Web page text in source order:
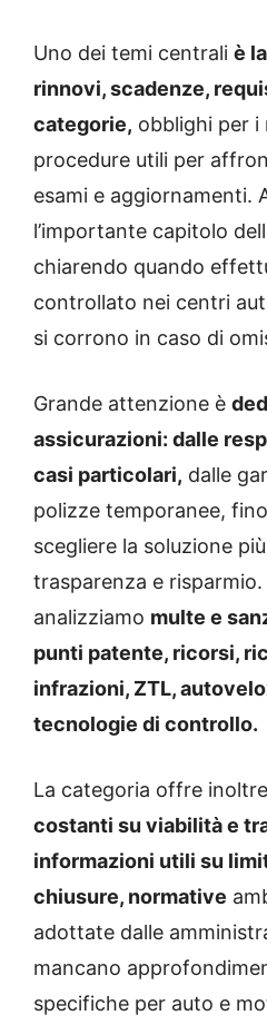
Uno dei temi centrali è
rinnovi, scadenze,
categorie, obblighi per
procedure utili per
esami e aggiornamenti.
l’importante capitolo
chiarendo quando
controllato nei centri
si corrono in caso di
Grande attenzione è
assicurazioni: dalle
casi particolari, dalle
polizze temporanee,
scegliere la soluzione
trasparenza e
analizziamo multe e
punti patente, ricorsi,
infrazioni, ZTL,
tecnologie di controllo.
La categoria offre inoltre
costanti su viabilità e
informazioni utili su
chiusure, normative
adottate dalle
mancano
specifiche per auto e